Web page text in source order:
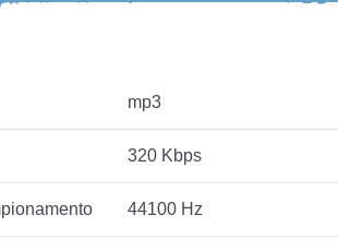
mp3
320 Kbps
44100 Hz